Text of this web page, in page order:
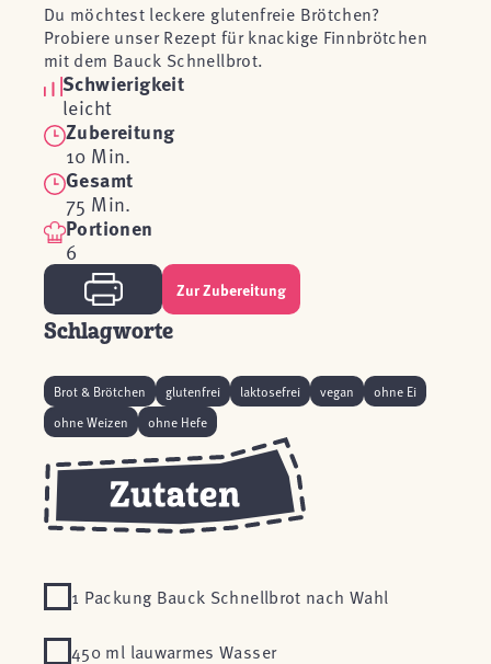
Du möchtest leckere glutenfreie Brötchen?
Probiere unser Rezept für knackige Finnbrötchen
mit dem Bauck Schnellbrot.
Schwierigkeit
leicht
Zubereitung
10 Min.
Gesamt
75 Min.
Portionen
6
Zur Zubereitung
Schlagworte
Brot & Brötchen glutenfrei laktosefrei vegan
ohne Ei
ohne Weizen
ohne Hefe
1 Packung Bauck Schnellbrot nach Wahl
450 ml lauwarmes Wasser